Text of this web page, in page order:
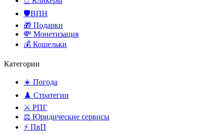
🛡️ВПН
🎁 Подарки
💸 Монетизация
💰 Кошельки
Категории
☀️ Погода
♟️ Стратегии
⚔️ РПГ
⚖️ Юридические сервисы
⚡ ПвП